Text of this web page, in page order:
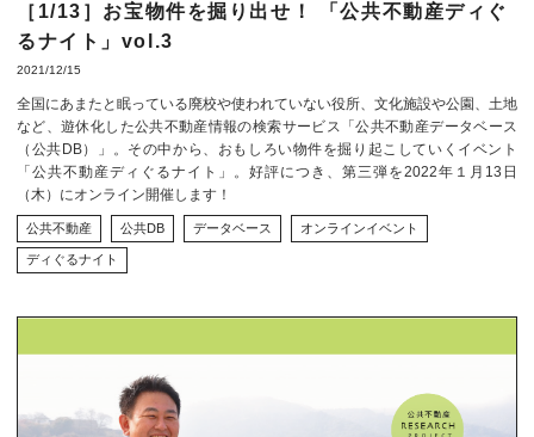
［1/13］お宝物件を掘り出せ！ 「公共不動産ディぐ
るナイト」vol.3
2021/12/15
全国にあまたと眠っている廃校や使われていない役所、文化施設や公園、土地
など、遊休化した公共不動産情報の検索サービス「公共不動産データベース
（公共DB）」。その中から、おもしろい物件を掘り起こしていくイベント
「公共不動産ディぐるナイト」。好評につき、第三弾を2022年１月13日
（木）にオンライン開催します！
公共不動産 公共DB データベース オンラインイベント
ディぐるナイト